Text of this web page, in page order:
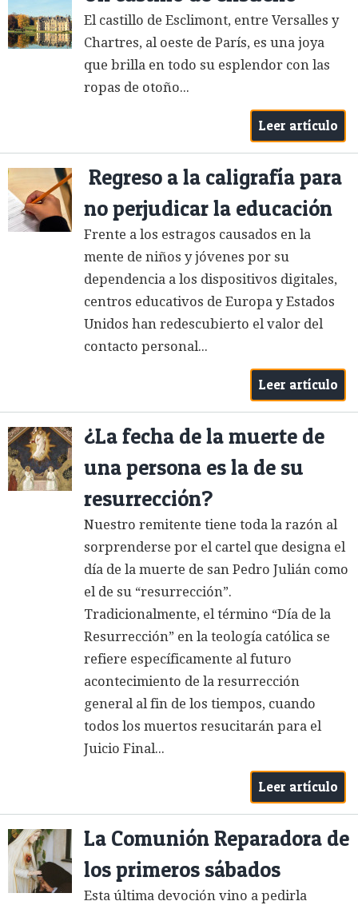
El castillo de Esclimont, entre Versalles y
Chartres, al oeste de París, es una joya
que brilla en todo su esplendor con las
ropas de otoño...
Leer artículo
Regreso a la caligrafía para
no perjudicar la educación
Frente a los estragos causados en la
mente de niños y jóvenes por su
dependencia a los dispositivos digitales,
centros educativos de Europa y Estados
Unidos han redescubierto el valor del
contacto personal...
Leer artículo
¿La fecha de la muerte de
una persona es la de su
resurrección?
Nuestro remitente tiene toda la razón al
sorprenderse por el cartel que designa el
día de la muerte de san Pedro Julián como
el de su “resurrección”.
Tradicionalmente, el término “Día de la
Resurrección” en la teología católica se
refiere específicamente al futuro
acontecimiento de la resurrección
general al fin de los tiempos, cuando
todos los muertos resucitarán para el
Juicio Final...
Leer artículo
La Comunión Reparadora de
los primeros sábados
Esta última devoción vino a pedirla